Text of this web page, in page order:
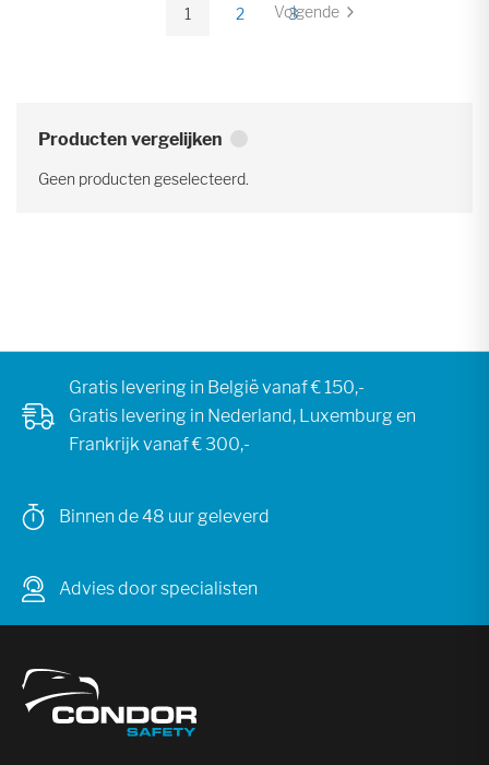
U
1 Pagina
2 Pagina
3 Pagina
Volgende
Producten vergelijken
Geen producten geselecteerd.
Gratis levering in België vanaf € 150,-
Gratis levering in Nederland, Luxemburg en
Frankrijk vanaf € 300,-
Binnen de 48 uur geleverd
Advies door specialisten